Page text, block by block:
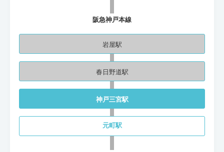
阪急神戸本線
岩屋駅
春日野道駅
神戸三宮駅
元町駅